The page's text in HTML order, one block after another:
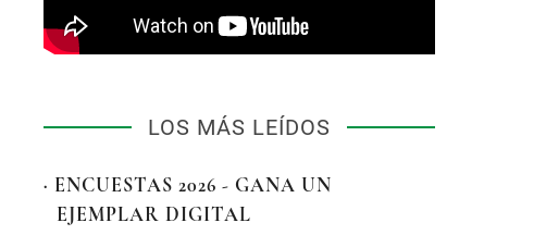
LOS MÁS LEÍDOS
· ENCUESTAS 2026 - GANA UN
EJEMPLAR DIGITAL